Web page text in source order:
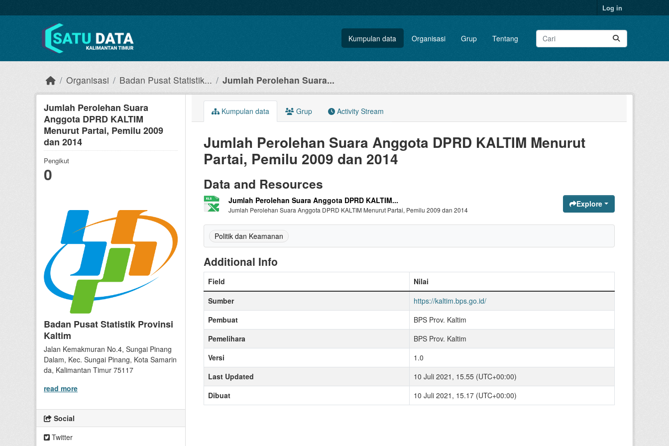
Log in
Kumpulan data Organisasi Grup Tentang
Organisasi Badan Pusat Statistik... Jumlah Perolehan Suara...
Jumlah Perolehan Suara
Anggota DPRD KALTIM
Menurut Partai, Pemilu 2009
dan 2014
Pengikut
0
Badan Pusat Statistik Provinsi
Kaltim
Jalan Kemakmuran No.4, Sungai Pinang
Dalam, Kec. Sungai Pinang, Kota Samarin
da, Kalimantan Timur 75117
read more
Social
Twitter
Kumpulan data Grup Activity Stream
Jumlah Perolehan Suara Anggota DPRD KALTIM Menurut
Partai, Pemilu 2009 dan 2014
Data and Resources
Jumlah Perolehan Suara Anggota DPRD KALTIM...
Jumlah Perolehan Suara Anggota DPRD KALTIM Menurut Partai, Pemilu 2009 dan 2014
Explore
Politik dan Keamanan
Additional Info
Field
Nilai
Sumber
https://kaltim.bps.go.id/
Pembuat
BPS Prov. Kaltim
Pemelihara
BPS Prov. Kaltim
Versi
1.0
Last Updated
10 Juli 2021, 15.55 (UTC+00:00)
Dibuat
10 Juli 2021, 15.17 (UTC+00:00)